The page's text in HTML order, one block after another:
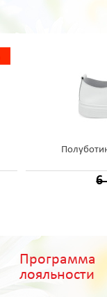
6
Программа
лояльности